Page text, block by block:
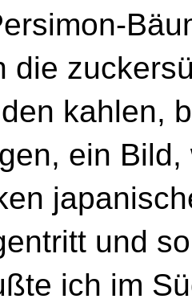
die
kahlen,
ein
und
ich im